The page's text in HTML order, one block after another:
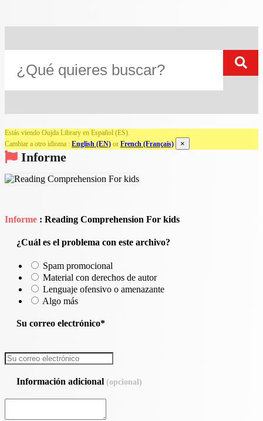
Estás viendo Oujda Library en Español (ES).
Cambiar a otro idioma : English (EN) or French (Français) ×
Informe
Informe : Reading Comprehension For kids
¿Cuál es el problema con este archivo?
Spam promocional
Material con derechos de autor
Lenguaje ofensivo o amenazante
Algo más
Su correo electrónico*
Información adicional(opcional)